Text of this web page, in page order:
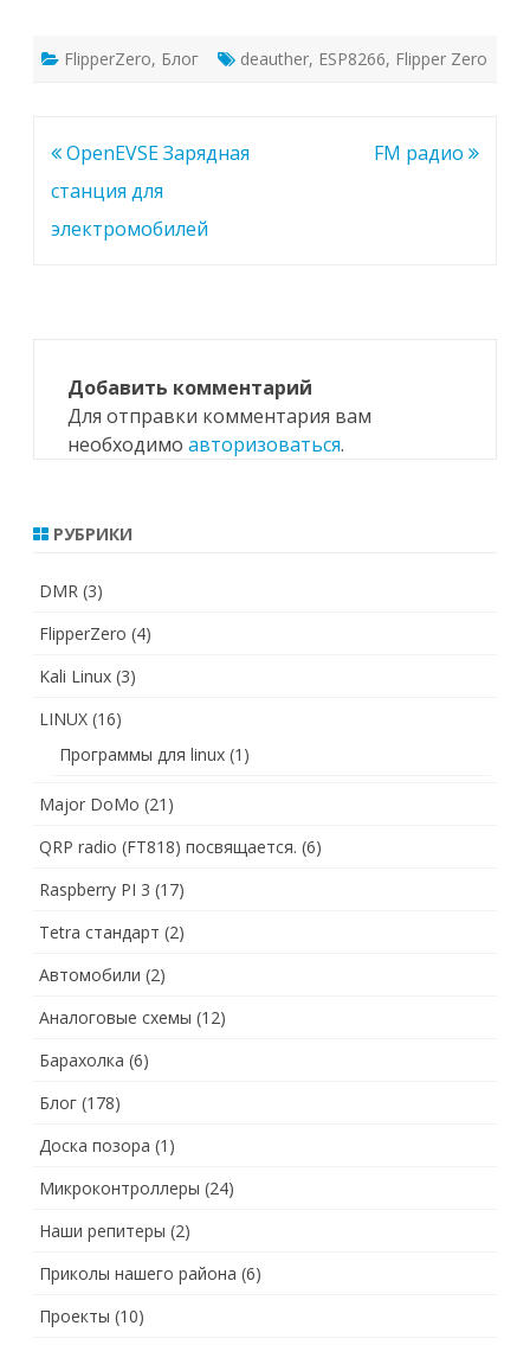
FlipperZero, Блог deauther, ESP8266, Flipper Zero
Навигация
по
записям
OpenEVSE Зарядная
станция для
электромобилей
FM радио
Добавить комментарий
Для отправки комментария вам
необходимо авторизоваться.
РУБРИКИ
DMR (3)
FlipperZero (4)
Kali Linux (3)
LINUX (16)
Программы для linux (1)
Major DoMo (21)
QRP radio (FT818) посвящается. (6)
Raspberry PI 3 (17)
Tetra стандарт (2)
Автомобили (2)
Аналоговые схемы (12)
Барахолка (6)
Блог (178)
Доска позора (1)
Микроконтроллеры (24)
Наши репитеры (2)
Приколы нашего района (6)
Проекты (10)